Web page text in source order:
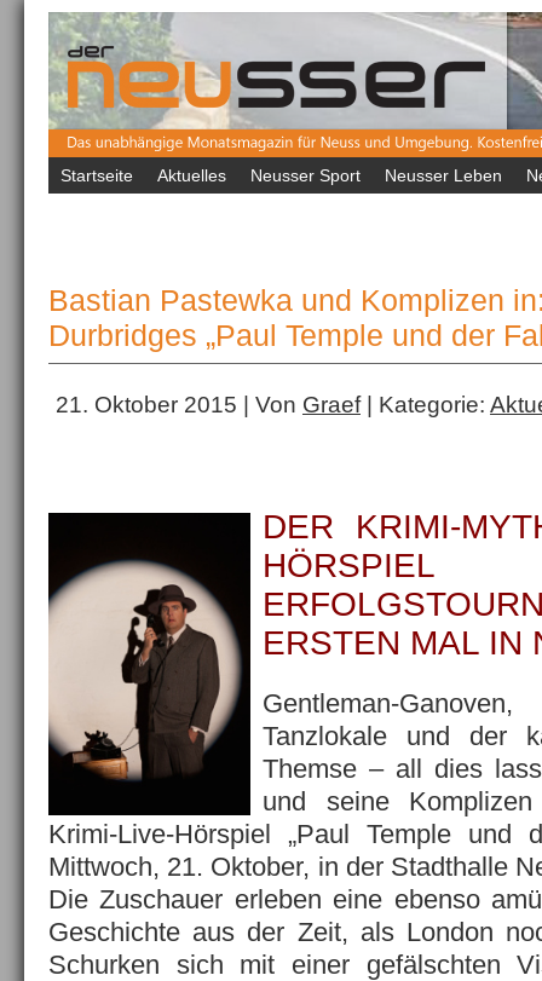
Startseite Aktuelles Neusser Sport Neusser Leben
Bastian Pastewka und Komplizen
Durbridges „Paul Temple und der
21. Oktober 2015 | Von Graef| Kategorie:
DER KRIMI-
ERSTEN MAL IN
Gentleman-
Tanzlokale und der
Themse – all dies
und seine
Krimi-Live-Hörspiel „Paul Temple und
Mittwoch, 21. Oktober, in der Stadthalle
Die Zuschauer erleben eine ebenso
Geschichte aus der Zeit, als London
Schurken sich mit einer gefälschten